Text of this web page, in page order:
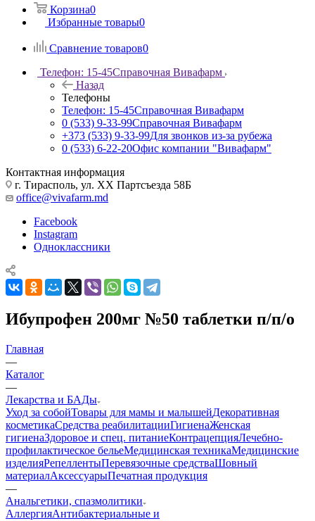
Корзина0
Избранные товары0
Сравнение товаров0
Телефон: 15-45Справочная Вивафарм
Назад
Телефоны
Телефон: 15-45Справочная Вивафарм
0 (533) 9-33-99Справочная Вивафарм
+373 (533) 9-33-99Для звонков из-за рубежа
0 (533) 6-22-20Офис компании "Вивафарм"
Контактная информация
г. Тирасполь, ул. ХХ Партсъезда 58Б
office@vivafarm.md
Facebook
Instagram
Одноклассники
Ибупрофен 200мг №50 таблетки п/п/о
Главная
—
Каталог
—
Лекарства и БАДы
Уход за собойТовары для мамы и малышейДекоративная
косметикаСредства реабилитацииГигиенаЖенская
гигиенаЗдоровое и спец. питаниеКонтрацепцияЛечебно-
профилактическое бельеМедицинская техникаМедицинские
изделияРепеллентыПеревязочные средстваШовный
материалАксессуарыПечатная продукция
—
Анальгетики, спазмолитики
АллергияАнтибактериальные и